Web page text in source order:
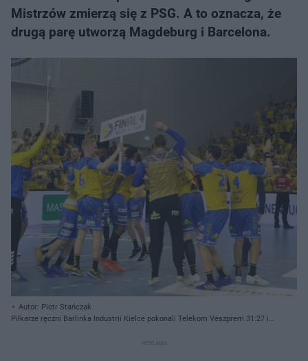
Mistrzów zmierzą się z PSG. A to oznacza, że
drugą parę utworzą Magdeburg i Barcelona. ​
Autor: Piotr Stańczak
Piłkarze ręczni Barlinka Industrii Kielce pokonali Telekom Veszprem 31:27 i